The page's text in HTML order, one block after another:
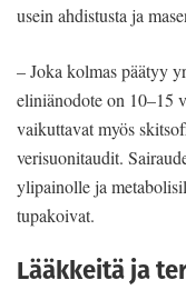
usein ahdistusta ja
– Joka kolmas päätyy
eliniänodote on 10–15
vaikuttavat myös
verisuonitaudit.
ylipainolle ja
tupakoivat.
Lääkkeitä ja